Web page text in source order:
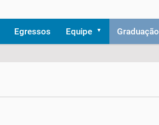
Egressos Equipe Graduação